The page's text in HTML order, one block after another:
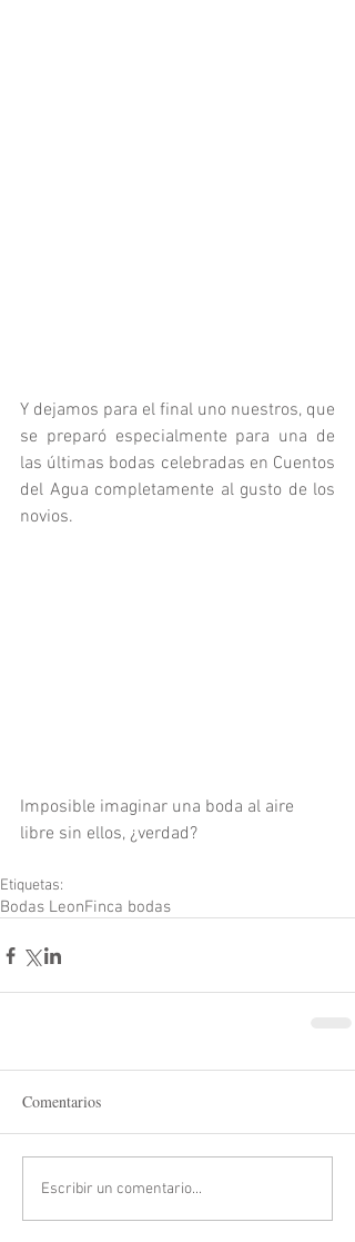
Y dejamos para el final uno nuestros, que
se preparó especialmente para una de
las últimas bodas celebradas en Cuentos
del Agua completamente al gusto de los
novios.
Imposible imaginar una boda al aire
libre sin ellos, ¿verdad?
Etiquetas:
Bodas LeonFinca bodas
Comentarios
Escribir un comentario...